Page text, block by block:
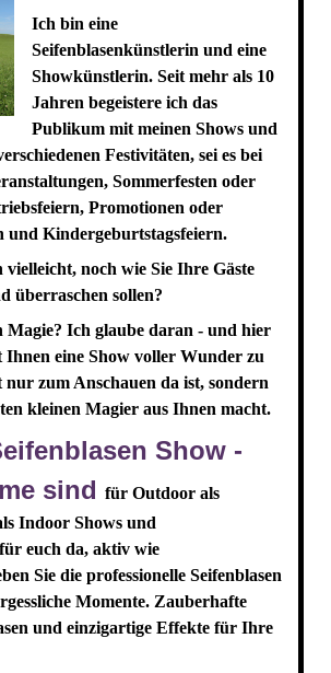
Ich bin eine
Seifenblasenkünstlerin und eine
Showkünstlerin. Seit mehr als 10
Jahren begeistere ich das
Publikum mit meinen Shows und
Festivitäten, sei es bei
Sommerfesten oder
Promotionen oder
und Kindergeburtstagsfeiern.
vielleicht, noch wie Sie Ihre Gäste
überraschen sollen?
Magie? Ich glaube daran - und hier
eine Show voller Wunder zu
nur zum Anschauen da ist, sondern
kleinen Magier aus Ihnen macht.
Show -
sind für Outdoor als
Indoor Shows und
euch da, aktiv wie
Sie die professionelle Seifenblasen
Momente. Zauberhafte
und einzigartige Effekte für Ihre